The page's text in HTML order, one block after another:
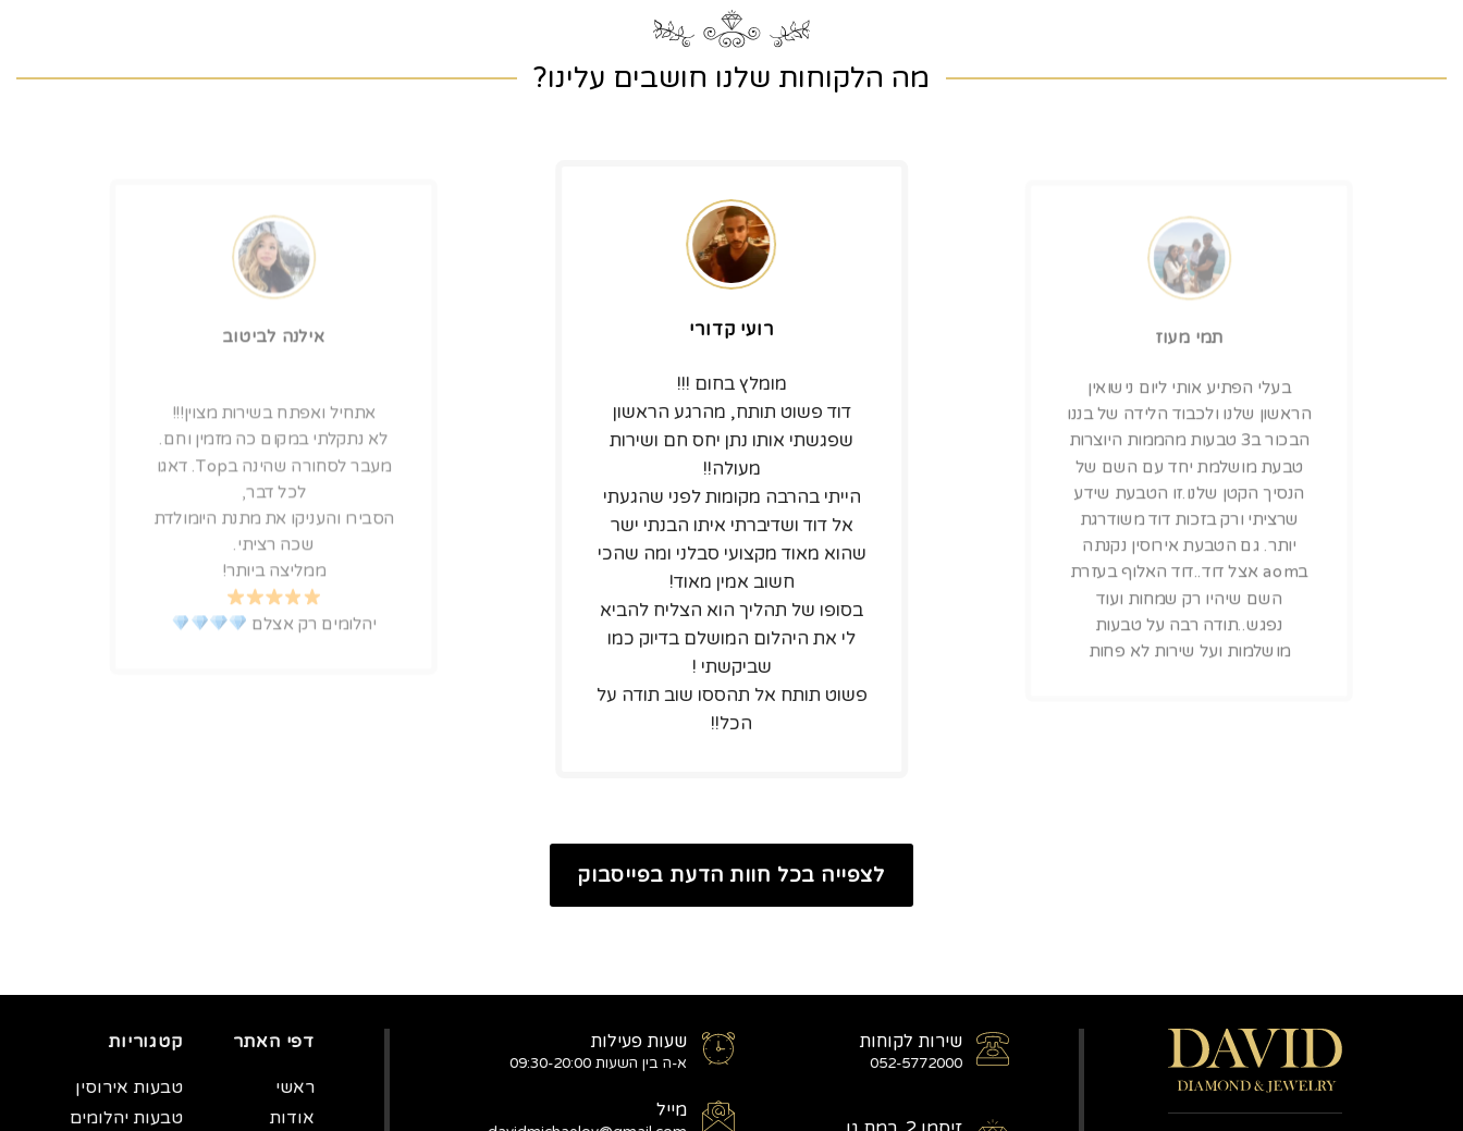
מה הלקוחות שלנו חושבים עלינו?
רועי קדורי
מומלץ בחום !!!
דוד פשוט תותח, מהרגע הראשון
שפגשתי אותו נתן יחס חם ושירות
מעולה!!
הייתי בהרבה מקומות לפני שהגעתי
אל דוד ושדיברתי איתו הבנתי ישר
שהוא מאוד מקצועי סבלני ומה שהכי
חשוב אמין מאוד!
בסופו של תהליך הוא הצליח להביא
לי את היהלום המושלם בדיוק כמו
שביקשתי !
פשוט תותח אל תהססו שוב תודה על
הכל!!
אילנה לביטוב
אתחיל ואפתח בשירות מצוין!!!
לא נתקלתי במקום כה מזמין וחם.
מעבר לסחורה שהינה בTop. דאגו
לכל דבר,
הסבירו והעניקו את מתנת היומולדת
שכה רציתי.
ממליצה ביותר!
יהלומים רק אצלם
תמי מעוז
בעלי הפתיע אותי ליום נישואין
הראשון שלנו ולכבוד הלידה של בננו
הבכור ב3 טבעות מהממות היוצרות
טבעת מושלמת יחד עם השם של
הנסיך הקטן שלנו.זו הטבעת שידע
שרציתי ורק בזכות דוד משודרגת
יותר. גם הטבעת אירוסין נקנתה
בaom אצל דוד..דוד האלוף בעזרת
השם שיהיו רק שמחות ועוד
נפגש..תודה רבה על טבעות
מושלמות ועל שירות לא פחות
לצפייה בכל חוות הדעת בפייסבוק
שירות לקוחות
052-5772000
שעות פעילות
א-ה בין השעות 09:30-20:00
מייל
דפי האתר
ראשי
אודות
קטגוריות
טבעות אירוסין
טבעות יהלומים